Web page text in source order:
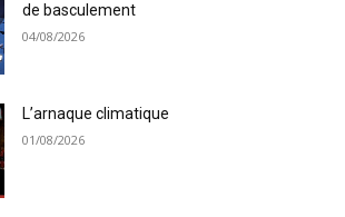
de basculement
04/08/2026
L’arnaque climatique
01/08/2026